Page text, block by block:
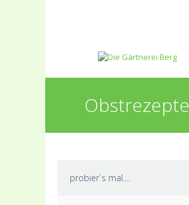
Obstrezepte
probier´s mal....